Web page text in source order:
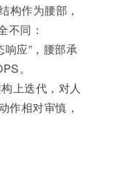
构作为腰部，
不同：
应”，腰部承
。
上迭代，对人
作相对审慎，